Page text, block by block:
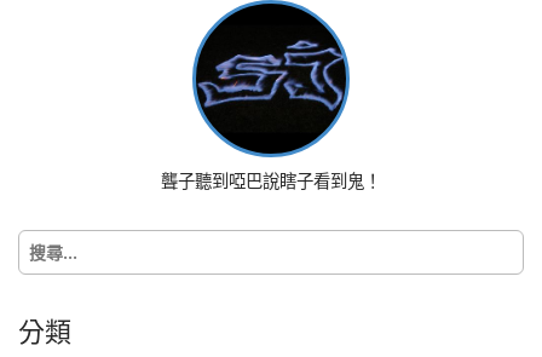
i
o
n
聾子聽到啞巴說瞎子看到鬼！
搜
尋
字:
分類